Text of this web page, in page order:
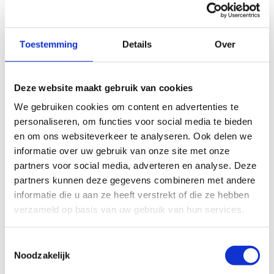
Toestemming Details Over
Deze website maakt gebruik van cookies
We gebruiken cookies om content en advertenties te
personaliseren, om functies voor social media te bieden
en om ons websiteverkeer te analyseren. Ook delen we
informatie over uw gebruik van onze site met onze
partners voor social media, adverteren en analyse. Deze
partners kunnen deze gegevens combineren met andere
informatie die u aan ze heeft verstrekt of die ze hebben
verzameld op basis van uw gebruik van hun services.
Noodzakelijk
derde ronde weg na een valpartij en Kingma kon in de
vierde ronde het tempo, van met name Flora Duffy, niet
meer bijhouden.
weken geleden rugklachten over gehouden. De pijn leek
voor de wedstrijd nagenoeg weg, maar in de race begon
haar rug toch weer op te spelen. “Per ronde kreeg ik
meer last en het werd steeds pijnlijker om een hoog
vermogen te leveren. Dit gecombineerd met een
trainingsachterstand vanwege die valpartij, zorgde
ervoor dat ik moest lossen.” Kingma besloot met het
oog op de mixed teamrelay op zondag om niet door te
duwen en stapte tijdens het fietsen af. “Hopelijk gaat het
maak me er niet te veel zorgen over.”